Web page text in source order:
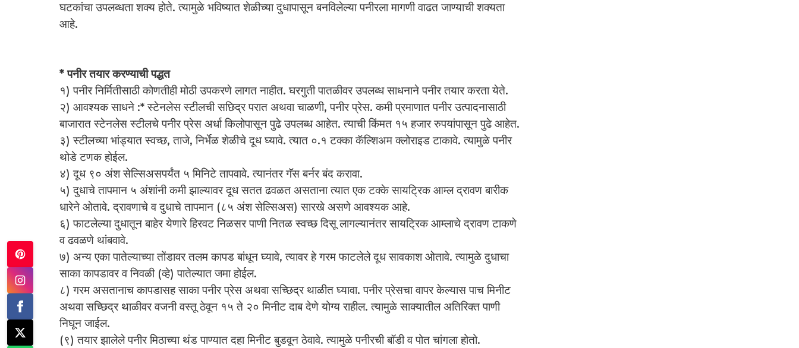
घटकांचा उपलब्धता शक्य होते. त्यामुळे भविष्यात शेळीच्या दुधापासून बनविलेल्या पनीरला मागणी वाढत जाण्याची शक्यता
आहे.
* पनीर तयार करण्याची पद्धत
१) पनीर निर्मितीसाठी कोणतीही मोठी उपकरणे लागत नाहीत. घरगुती पातळीवर उपलब्ध साधनाने पनीर तयार करता येते.
२) आवश्यक साधने :* स्टेनलेस स्टीलची सछिद्र परात अथवा चाळणी, पनीर प्रेस. कमी प्रमाणात पनीर उत्पादनासाठी
बाजारात स्टेनलेस स्टीलचे पनीर प्रेस अर्धा किलोपासून पुढे उपलब्ध आहेत. त्याची किंमत १५ हजार रुपयांपासून पुढे आहेत.
३) स्टीलच्या भांड्यात स्वच्छ, ताजे, निर्भेळ शेळीचे दूध घ्यावे. त्यात ०.१ टक्का कॅल्शिअम क्लोराइड टाकावे. त्यामुळे पनीर
थोडे टणक होईल.
४) दूध ९० अंश सेल्सिअसपर्यंत ५ मिनिटे तापवावे. त्यानंतर गॅस बर्नर बंद करावा.
५) दुधाचे तापमान ५ अंशांनी कमी झाल्यावर दूध सतत ढवळत असताना त्यात एक टक्के सायट्रिक आम्ल द्रावण बारीक
धारेने ओतावे. द्रावणाचे व दुधाचे तापमान (८५ अंश सेल्सिअस) सारखे असणे आवश्यक आहे.
६) फाटलेल्या दुधातून बाहेर येणारे हिरवट निळसर पाणी नितळ स्वच्छ दिसू लागल्यानंतर सायट्रिक आम्लाचे द्रावण टाकणे
व ढवळणे थांबवावे.
७) अन्य एका पातेल्याच्या तोंडावर तलम कापड बांधून घ्यावे, त्यावर हे गरम फाटलेले दूध सावकाश ओतावे. त्यामुळे दुधाचा
साका कापडावर व निवळी (व्हे) पातेल्यात जमा होईल.
८) गरम असतानाच कापडासह साका पनीर प्रेस अथवा सच्छिद्र थाळीत घ्यावा. पनीर प्रेसचा वापर केल्यास पाच मिनीट
अथवा सच्छिद्र थाळीवर वजनी वस्तू ठेवून १५ ते २० मिनीट दाब देणे योग्य राहील. त्यामुळे साक्यातील अतिरिक्त पाणी
निघून जाईल.
(९) तयार झालेले पनीर मिठाच्या थंड पाण्यात दहा मिनीट बुडवून ठेवावे. त्यामुळे पनीरची बॉडी व पोत चांगला होतो.